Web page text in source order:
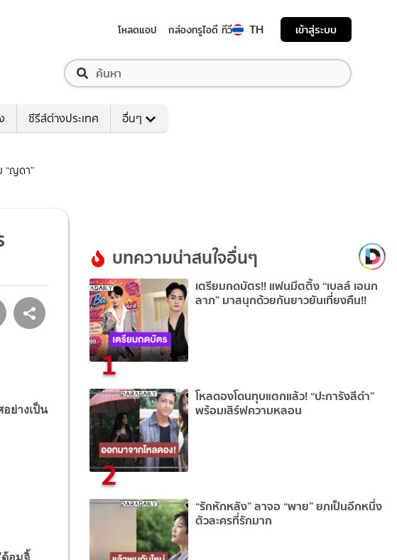
โหลดแอป กล่องทรูไอดี ทีวี TH เข้าสู่ระบบ
ซีรีส์ต่างประเทศ อื่นๆ
“ญดา”
ย่างเป็น
บทความน่าสนใจอื่นๆ
1
เตรียมกดบัตร!! แฟนมีตติ้ง “เบลล์ เอนก
ลาภ” มาสนุกด้วยกันยาวยันเที่ยงคืน!!
2
โหลดองโดนทุบแตกแล้ว! “ปะการังสีดำ”
พร้อมเสิร์ฟความหลอน
“รักหักหลัง” ลาจอ “พาย” ยกเป็นอีกหนึ่ง
ตัวละครที่รักมาก